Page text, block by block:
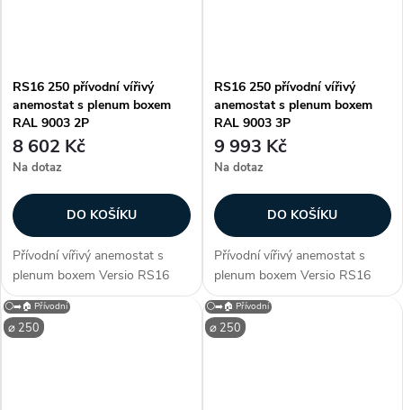
RS16 250 přívodní vířivý
anemostat s plenum boxem
RAL 9003 2P
8 602 Kč
Na dotaz
DO KOŠÍKU
Přívodní vířivý anemostat s
plenum boxem Versio RS16
250 v barvě RAL 9003.
Čtvercový vířivý difuzor s
nastavitelnými lamelami ve
RS16 250 přívodní vířivý
anemostat s plenum boxem
RAL 9003 3P
9 993 Kč
Na dotaz
DO KOŠÍKU
Přívodní vířivý anemostat s
plenum boxem Versio RS16
250 v barvě RAL 9003.
Čtvercový vířivý difuzor s
nastavitelnými lamelami ve
⌀ 250
⚪➡️🏠 Přívodní
⌀ 250
⚪➡️🏠 Přívodní